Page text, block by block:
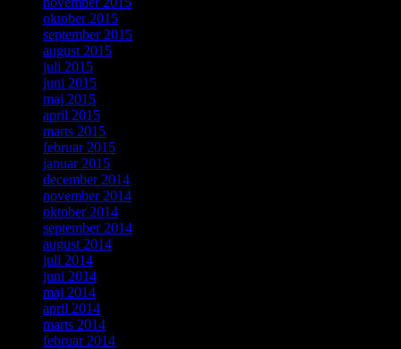
oktober 2015
september 2015
august 2015
juli 2015
juni 2015
maj 2015
april 2015
marts 2015
februar 2015
januar 2015
december 2014
november 2014
oktober 2014
september 2014
august 2014
juli 2014
juni 2014
maj 2014
april 2014
marts 2014
februar 2014